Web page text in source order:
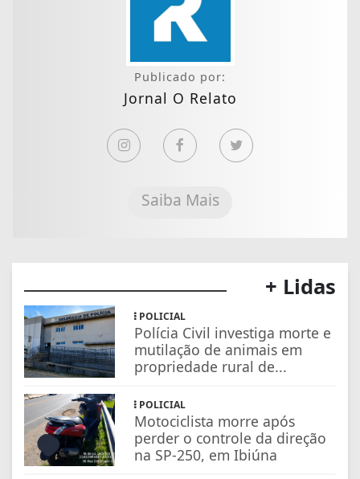
Publicado por:
Jornal O Relato
Saiba Mais
+ Lidas
POLICIAL
Polícia Civil investiga morte e
mutilação de animais em
propriedade rural de...
POLICIAL
Motociclista morre após
perder o controle da direção
na SP-250, em Ibiúna